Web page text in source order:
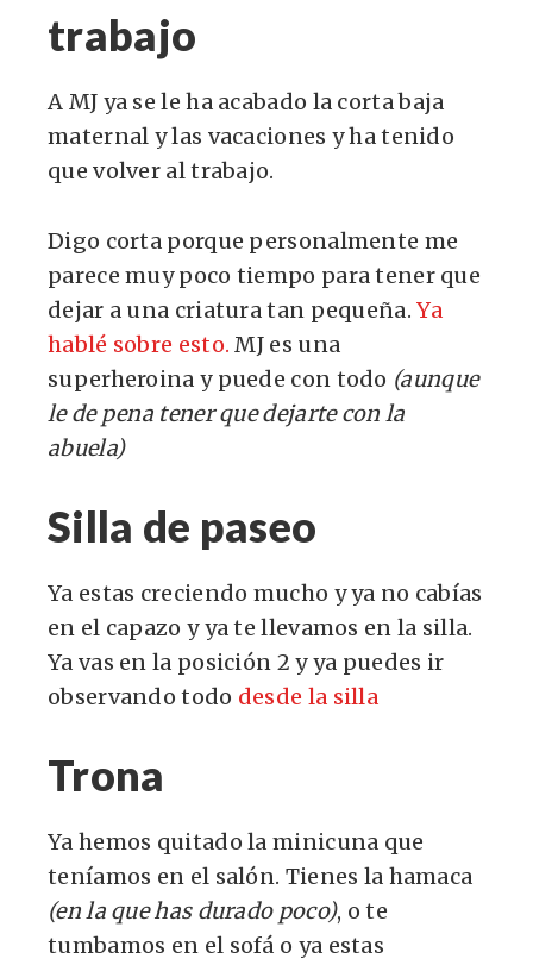
trabajo
A MJ ya se le ha acabado la corta baja
maternal y las vacaciones y ha tenido
que volver al trabajo.
Digo corta porque personalmente me
parece muy poco tiempo para tener que
dejar a una criatura tan pequeña. Ya
hablé sobre esto. MJ es una
superheroina y puede con todo (aunque
le de pena tener que dejarte con la
abuela)
Silla de paseo
Ya estas creciendo mucho y ya no cabías
en el capazo y ya te llevamos en la silla.
Ya vas en la posición 2 y ya puedes ir
observando todo desde la silla
Trona
Ya hemos quitado la minicuna que
teníamos en el salón. Tienes la hamaca
(en la que has durado poco), o te
tumbamos en el sofá o ya estas